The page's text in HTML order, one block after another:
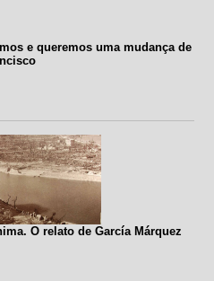
e queremos uma mudança de
O relato de García Márquez